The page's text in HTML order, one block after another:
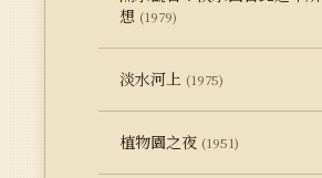
想 (1979)
淡水河上 (1975)
植物園之夜 (1951)